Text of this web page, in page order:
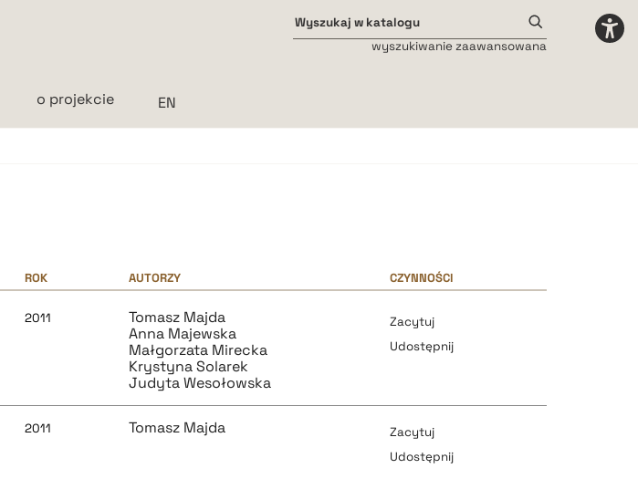
o projekcie
wyszukiwanie zaawansowana
ROK AUTORZY CZYNNOŚCI
2011
Tomasz Majda
Anna Majewska
Małgorzata Mirecka
Krystyna Solarek
Judyta Wesołowska
Zacytuj
Udostępnij
2011 Tomasz Majda
Zacytuj
Udostępnij